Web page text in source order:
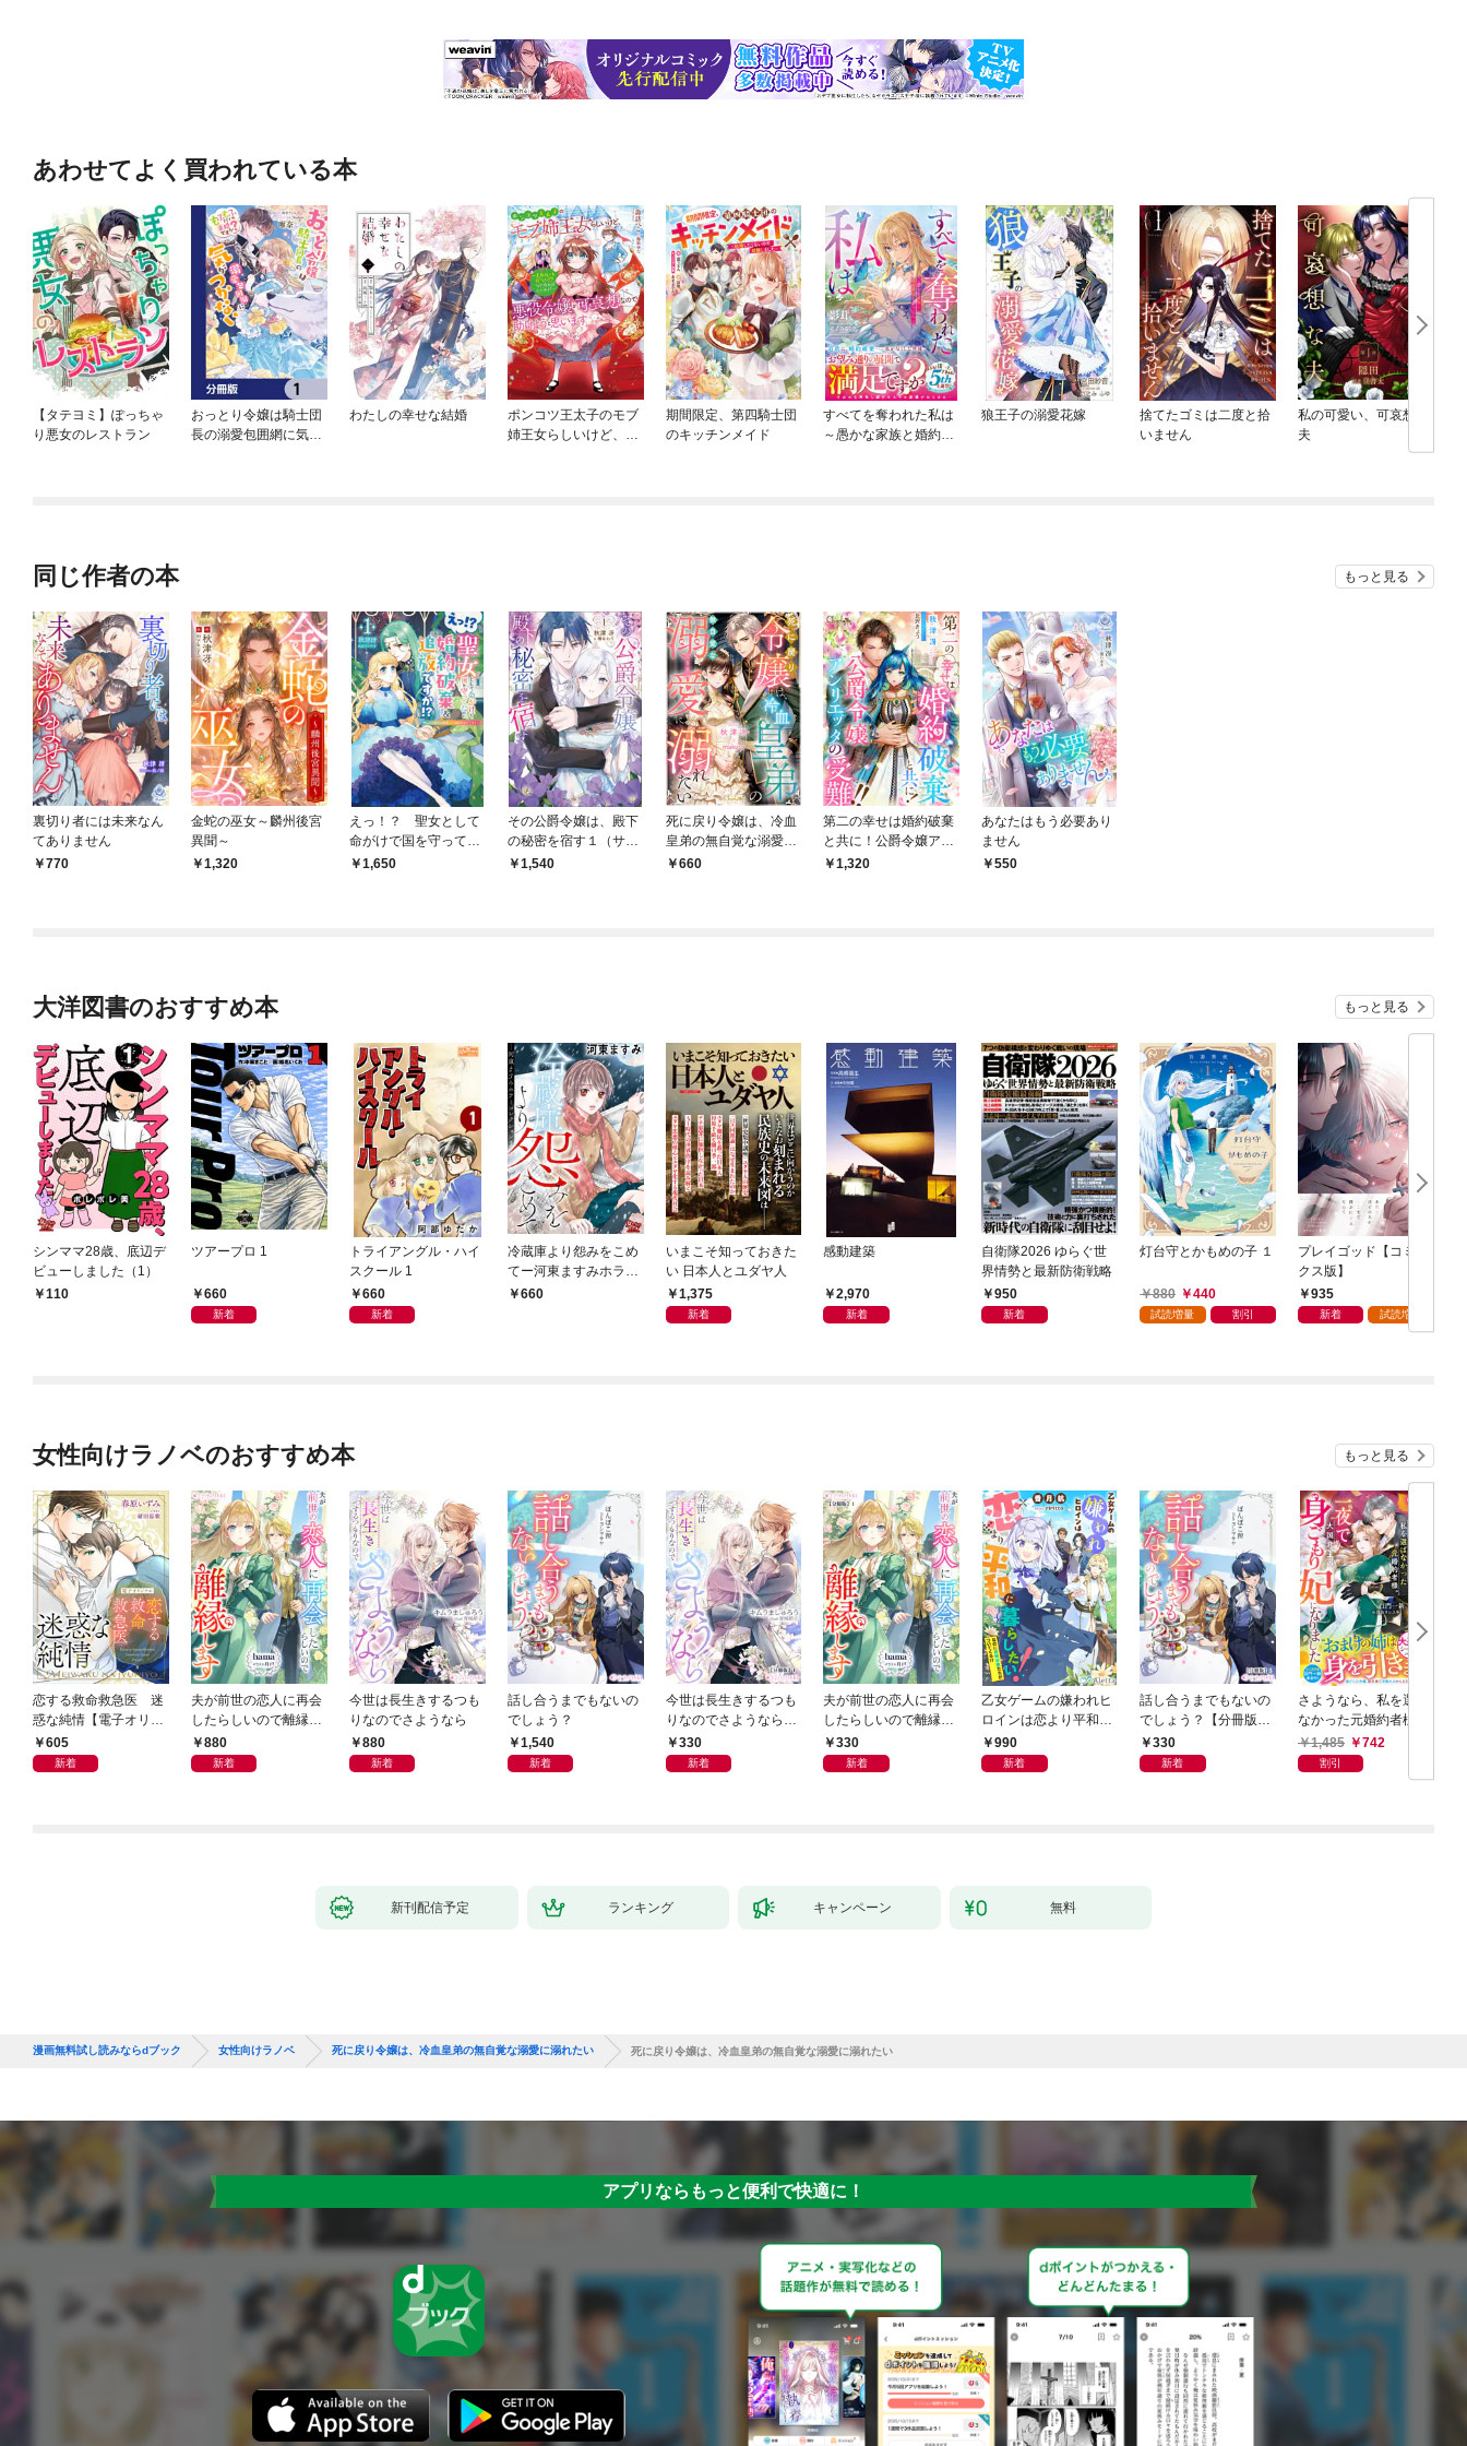
あわせてよく買われている本
【タテヨミ】ぽっちゃ
り悪女のレストラン
おっとり令嬢は騎士団
長の溺愛包囲網に気が
わたしの幸せな結婚
ポンコツ王太子のモブ
姉王女らしいけど、悪
期間限定、第四騎士団
のキッチンメイド
すべてを奪われた私は
～愚かな家族と婚約者
狼王子の溺愛花嫁
捨てたゴミは二度と拾
いません
私の可愛い、可哀想な
夫
同じ作者の本 もっと見る
裏切り者には未来なん
てありません
770
金蛇の巫女～麟州後宮
異聞～
1,320
えっ！？ 聖女として
命がけで国を守ってた
のに婚約破棄＆追放で
1,650
その公爵令嬢は、殿下
の秘密を宿す１（サー
ガフォレスト）
1,540
死に戻り令嬢は、冷血
皇弟の無自覚な溺愛に
溺れたい
660
第二の幸せは婚約破棄
と共に！公爵令嬢アン
リエッタの受難！！
1,320
あなたはもう必要あり
ません
550
大洋図書のおすすめ本 もっと見る
シンママ28歳、底辺デ
ビューしました（1）
110
ツアープロ 1
660
新着
トライアングル・ハイ
スクール 1
660
新着
冷蔵庫より怨みをこめ
てー河東ますみホラー
コレクション 1ー
660
いまこそ知っておきた
い 日本人とユダヤ人
1,375
新着
感動建築
2,970
新着
自衛隊2026 ゆらぐ世
界情勢と最新防衛戦略
950
新着
灯台守とかもめの子 １
880 440
試読増量 割引
プレイゴッド【コミッ
クス版】
935
新着 試読増量
女性向けラノベのおすすめ本 もっと見る
恋する救命救急医 迷
惑な純情【電子オリジ
ナル】
605
新着
夫が前世の恋人に再会
したらしいので離縁し
ます880
新着
今世は長生きするつも
りなのでさようなら
880
新着
話し合うまでもないの
でしょう？
1,540
新着
今世は長生きするつも
りなのでさようなら
【分冊版】1
330
新着
夫が前世の恋人に再会
したらしいので離縁し
ます【分冊版】1
330
新着
乙女ゲームの嫌われヒ
ロインは恋より平和に
暮らしたい！（なのに
攻略対象たちがついて
990
新着
話し合うまでもないの
でしょう？【分冊版】
1 330
新着
さようなら、私を選ば
なかった元婚約者様。
一夜で大国君主の身ご
もり妃になりました
【電子限定SS付き】
1,485 742
割引
新刊配信予定 ランキング キャンペーン 無料
漫画無料試し読みならdブック 女性向けラノベ 死に戻り令嬢は、冷血皇弟の無自覚な溺愛に溺れたい 死に戻り令嬢は、冷血皇弟の無自覚な溺愛に溺れたい
アプリならもっと便利で快適に！